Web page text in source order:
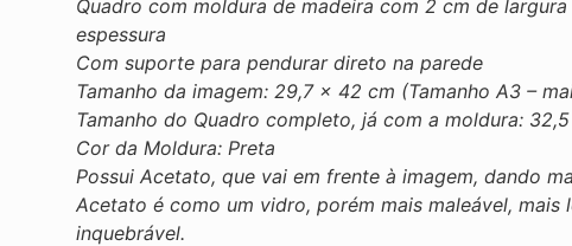
Quadro com moldura de madeira com 2 cm de largura
espessura
Com suporte para pendurar direto na parede
Tamanho da imagem: 29,7 × 42 cm (Tamanho A3 –
Tamanho do Quadro completo, já com a moldura:
Cor da Moldura: Preta
Possui Acetato, que vai em frente à imagem, dando
Acetato é como um vidro, porém mais maleável, mais
inquebrável.